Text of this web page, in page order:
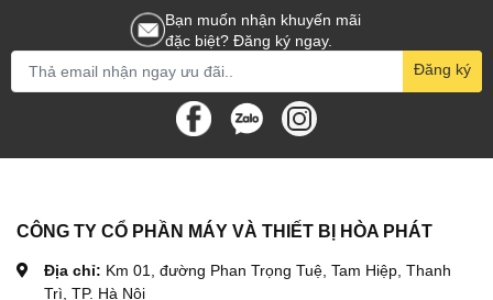
Bạn muốn nhận khuyến mãi
đặc biệt? Đăng ký ngay.
Đăng ký
CÔNG TY CỔ PHẦN MÁY VÀ THIẾT BỊ HÒA PHÁT
Địa chỉ: Km 01, đường Phan Trọng Tuệ, Tam Hiệp, Thanh
Trì, TP. Hà Nội